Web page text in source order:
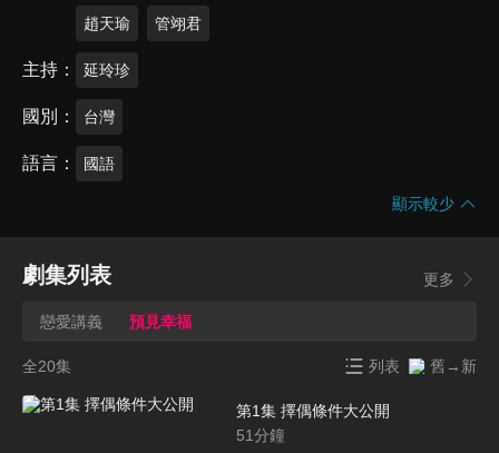
趙天瑜 管翊君
主持 延玲珍
國別 台灣
語言 國語
顯示較少
劇集列表 更多
戀愛講義 預見幸福
全20集 列表 舊→新
第1集 擇偶條件大公開
51分鐘